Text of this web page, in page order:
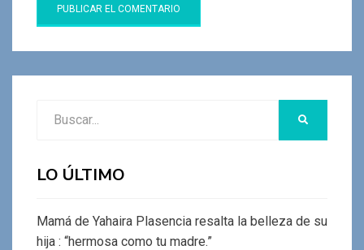
LO ÚLTIMO
Mamá de Yahaira Plasencia resalta la belleza de su
hija : “hermosa como tu madre.”